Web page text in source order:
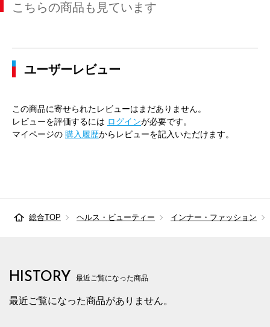
こちらの商品も見ています
ユーザーレビュー
この商品に寄せられたレビューはまだありません。
レビューを評価するには ログインが必要です。
マイページの 購入履歴からレビューを記入いただけます。
総合TOP ヘルス・ビューティー インナー・ファッション
HISTORY 最近ご覧になった商品
最近ご覧になった商品がありません。